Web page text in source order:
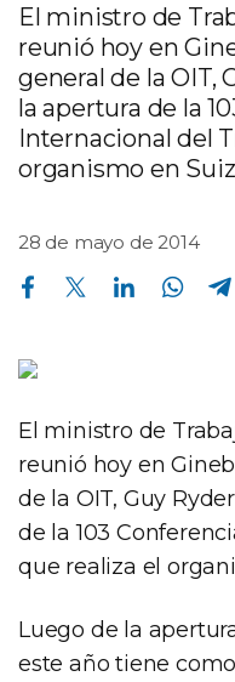
El ministro de
reunió hoy en
general de la OIT,
la apertura de la
Internacional del
organismo en
28 de mayo de 2014
Compartir en Facebook Compartir en Twitter Compartir en Linkedin Compartir en Whatsapp
El ministro de
reunió hoy en
de la OIT, Guy
de la 103
que realiza el
Luego de la
este año tiene